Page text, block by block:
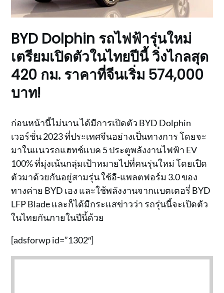
BYD Dolphin รถไฟฟ้ารุ่นใหม่
เตรียมเปิดตัวในไทยปีนี้ วิ่งไกลสุด
420 กม. ราคาที่จีนเริ่ม 574,000
บาท!
ก่อนหน้านี้ไม่นาน ได้มีการเปิดตัว BYD Dolphin
เวอร์ชั่น 2023 ที่ประเทศจีนอย่างเป็นทางการ โดยจะ
มาในแนวรถแฮทช์แบค 5 ประตูพลังงานไฟฟ้า EV
100% ที่มุ่งเน้นกลุ่มเป้าหมายไปที่คนรุ่นใหม่ โดยเปิด
ตัวมาด้วยกันอยู่สามรุ่น ใช้อี-แพลตฟอร์ม 3.0 ของ
ทางค่าย BYD เอง และใช้พลังงานจากแบตเตอรี่ BYD
LFP Blade และก็ได้มีกระแสข่าวว่า รถรุ่นนี้จะเปิดตัว
ในไทยกันภายในปีนี้ด้วย
[adsforwp id=”1302″]